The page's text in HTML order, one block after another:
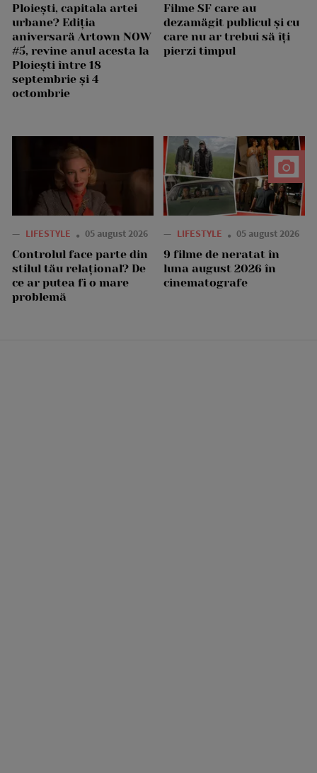
Ploiești, capitala artei
urbane? Ediția
aniversară Artown NOW
#5, revine anul acesta la
Ploiești între 18
septembrie și 4
octombrie
Filme SF care au
dezamăgit publicul și cu
care nu ar trebui să îți
pierzi timpul
— LIFESTYLE 05 august 2026
Controlul face parte din
stilul tău relațional? De
ce ar putea fi o mare
problemă
— LIFESTYLE 05 august 2026
9 filme de neratat în
luna august 2026 în
cinematografe